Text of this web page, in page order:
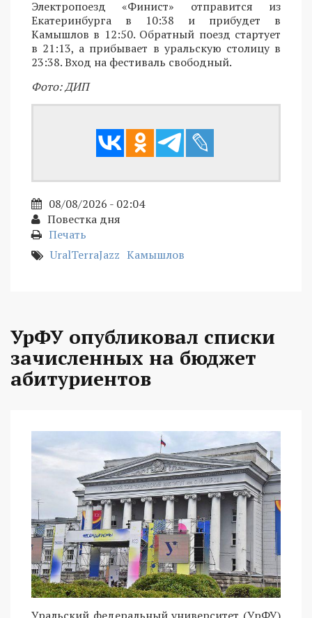
Электропоезд «Финист» отправится из
Екатеринбурга в 10:38 и прибудет в
Камышлов в 12:50. Обратный поезд стартует
в 21:13, а прибывает в уральскую столицу в
23:38. Вход на фестиваль свободный.
Фото: ДИП
08/08/2026 - 02:04
Повестка дня
Печать
UralTerraJazz Камышлов
УрФУ опубликовал списки
зачисленных на бюджет
абитуриентов
Уральский федеральный университет (УрФУ)